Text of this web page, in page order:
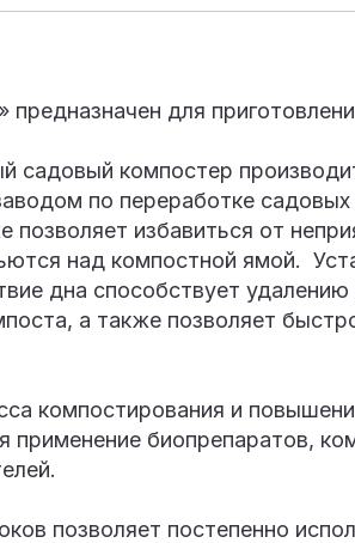
для
садовый компостер
по переработке садовых
позволяет избавиться от
над компостной ямой.
дна способствует удалению
а также позволяет
компостирования и
применение биопрепаратов,
позволяет постепенно